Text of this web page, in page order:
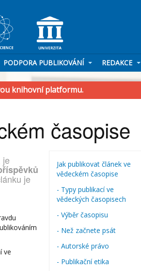
PODPORA PUBLIKOVÁNÍ REDAKCE
knihovní platformu.
časopise
Jak publikovat článek ve
vědeckém časopise
- Typy publikací ve
vědeckých časopisech
- Výběr časopisu
- Než začnete psát
- Autorské právo
- Publikační etika
je
je
ve